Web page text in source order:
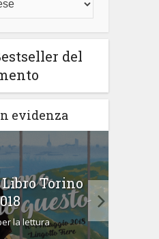
del
evidenza
Torino
la lettura